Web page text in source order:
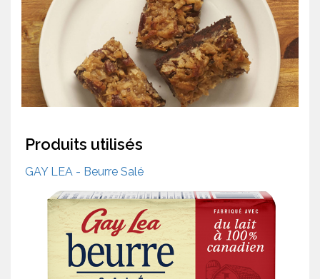
Produits utilisés
GAY LEA - Beurre Salé